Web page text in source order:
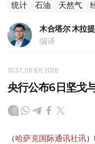
统计 石油 天然气
木合塔尔 木拉提
编译
10:37, 06 8月 2026
央行公布6日坚戈
（哈萨克国际通讯社讯